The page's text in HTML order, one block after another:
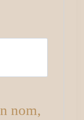
nom,